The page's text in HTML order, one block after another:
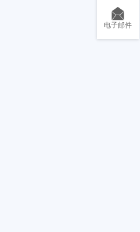
电子邮件